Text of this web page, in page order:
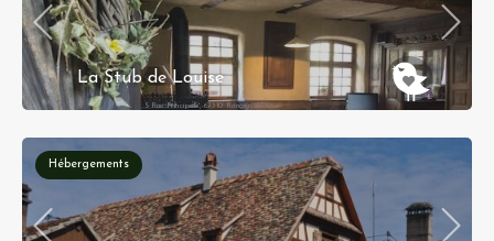
La Stub de Louise
5 Rue Principale, 67310 Rangen, Alsace
Hébergements